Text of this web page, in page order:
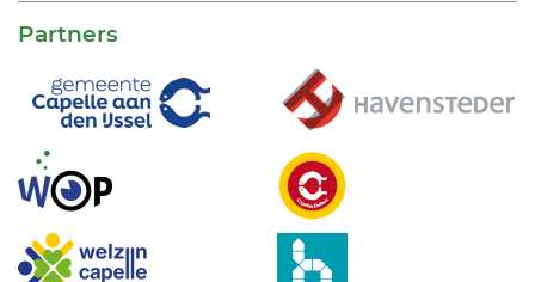
Partners